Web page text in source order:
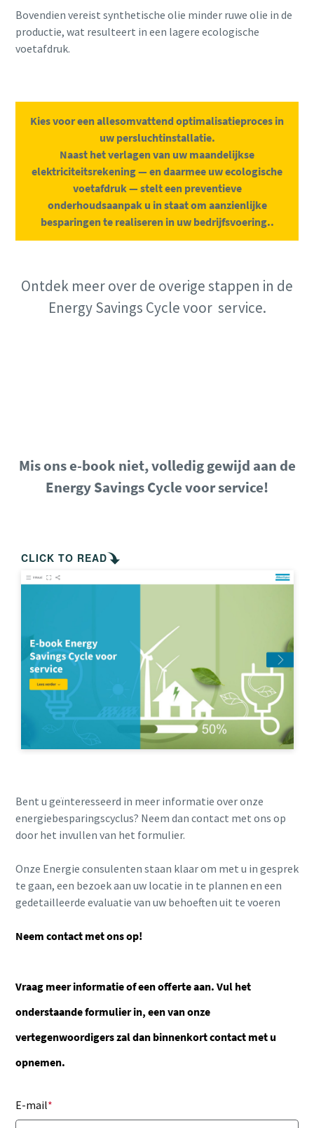
Bovendien vereist synthetische olie minder ruwe olie in de
productie, wat resulteert in een lagere ecologische
voetafdruk.
Kies voor een allesomvattend optimalisatieproces in
uw persluchtinstallatie.
Naast het verlagen van uw maandelijkse
elektriciteitsrekening — en daarmee uw ecologische
voetafdruk — stelt een preventieve
onderhoudsaanpak u in staat om aanzienlijke
besparingen te realiseren in uw bedrijfsvoering..
Ontdek meer over de overige stappen in de
Energy Savings Cycle voor service.
Mis ons e-book niet, volledig gewijd aan de
Energy Savings Cycle voor service!
Bent u geïnteresseerd in meer informatie over onze
energiebesparingscyclus? Neem dan contact met ons op
door het invullen van het formulier.
Onze Energie consulenten staan klaar om met u in gesprek
te gaan, een bezoek aan uw locatie in te plannen en een
gedetailleerde evaluatie van uw behoeften uit te voeren
Neem contact met ons op!
Vraag meer informatie of een offerte aan. Vul het
onderstaande formulier in, een van onze
vertegenwoordigers zal dan binnenkort contact met u
opnemen.
E-mail*